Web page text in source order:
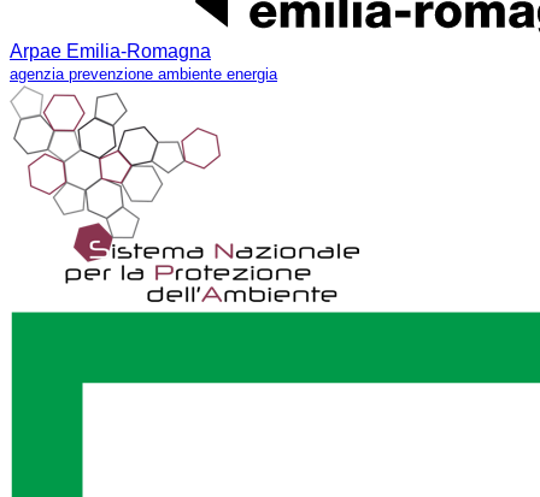
Arpae Emilia-Romagna
agenzia prevenzione ambiente energia